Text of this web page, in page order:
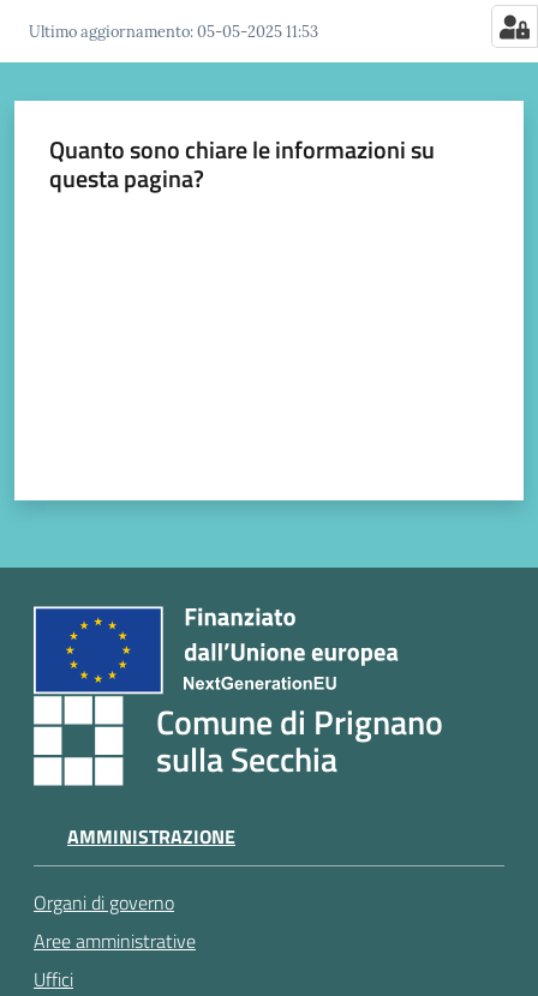
Ultimo aggiornamento:05-05-2025 11:53
Quanto sono chiare le informazioni su
questa pagina?
Comune di Prignano
sulla Secchia
AMMINISTRAZIONE
Organi di governo
Aree amministrative
Uffici